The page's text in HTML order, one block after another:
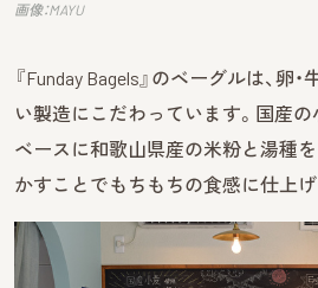
画像：MAYU
『Funday Bagels』のベーグルは、卵
い製造にこだわっています。国産の
ベースに和歌山県産の米粉と湯種
かすことでもちもちの食感に仕上げ